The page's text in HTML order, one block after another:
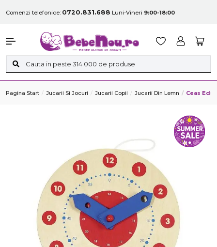
Comenzi telefonice: 0720.831.688 Luni-Vineri 9:00-18:00
Pagina Start Jucarii Si Jocuri Jucarii Copii Jucarii Din Lemn Ceas